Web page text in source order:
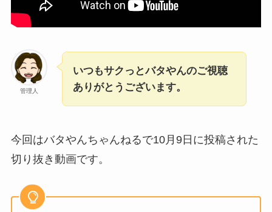
管理人
いつもサクっとバタやんのご視聴
ありがとうございます。
今回はバタやんちゃんねるで10月9日に投稿された
切り抜き動画です。